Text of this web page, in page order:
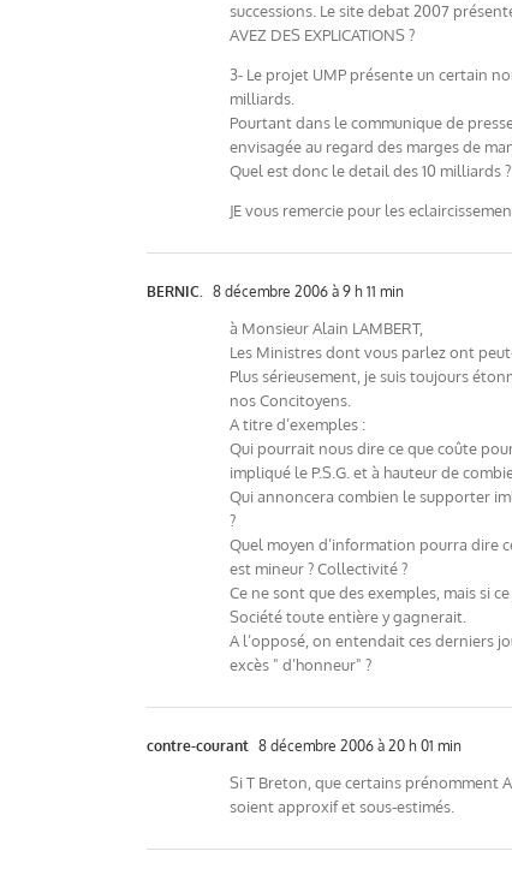
successions. Le site debat 2007
AVEZ DES EXPLICATIONS ?
3- Le projet UMP présente un certain
milliards.
Pourtant dans le communique de
envisagée au regard des marges de
Quel est donc le detail des 10 milliards ?
JE vous remercie pour les
BERNIC. 8 décembre 2006 à 9 h 11 min
à Monsieur Alain LAMBERT,
Les Ministres dont vous parlez ont
Plus sérieusement, je suis toujours
nos Concitoyens.
A titre d’exemples :
Qui pourrait nous dire ce que coûte
impliqué le P.S.G. et à hauteur de
Qui annoncera combien le supporter
?
Quel moyen d’information pourra dire
est mineur ? Collectivité ?
Ce ne sont que des exemples, mais si
Société toute entière y gagnerait.
A l’opposé, on entendait ces derniers
excès " d’honneur" ?
contre-courant 8 décembre 2006 à 20 h 01 min
Si T Breton, que certains prénomment
soient approxif et sous-estimés.